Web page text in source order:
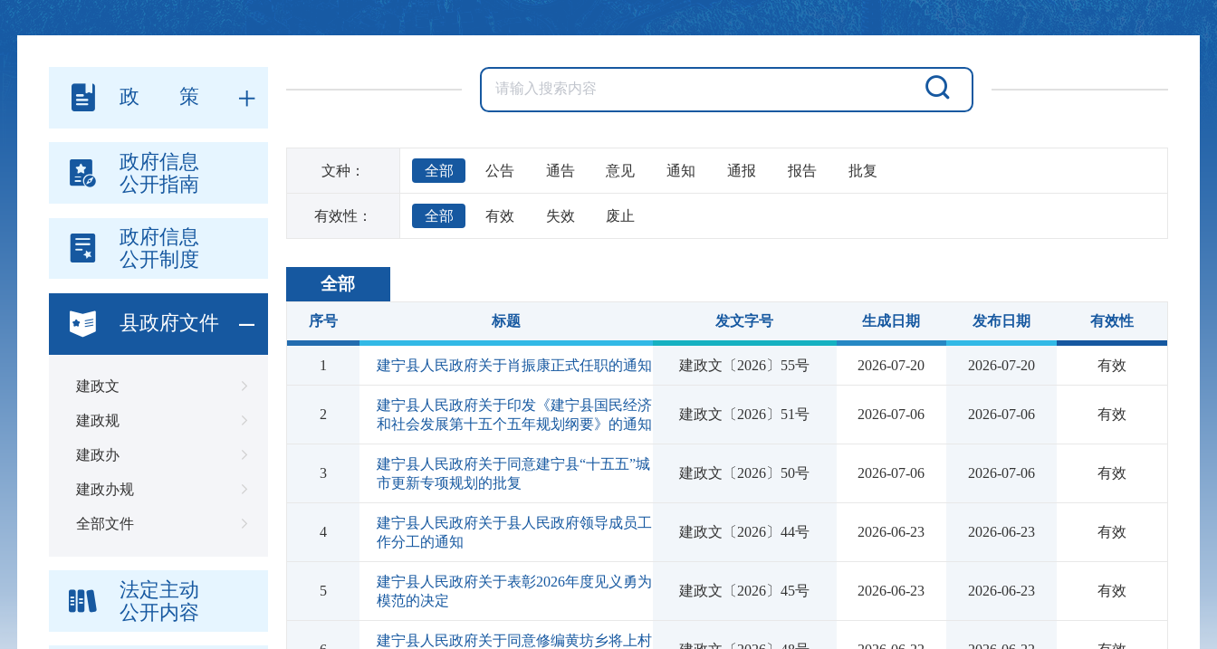
政 策
政府信息
公开指南
政府信息
公开制度
县政府文件
建政文
建政规
建政办
建政办规
全部文件
法定主动
公开内容
文种： 全部 公告 通告 意见 通知 通报 报告 批复
有效性： 全部 有效 失效 废止
全部
序号 标题 发文字号 生成日期 发布日期 有效性
1 建宁县人民政府关于肖振康正式任职的通知 建政文〔2026〕55号 2026-07-20 2026-07-20 有效
2
建宁县人民政府关于印发《建宁县国民经济
和社会发展第十五个五年规划纲要》的通知
建政文〔2026〕51号 2026-07-06 2026-07-06 有效
3
建宁县人民政府关于同意建宁县“十五五”城
市更新专项规划的批复
建政文〔2026〕50号 2026-07-06 2026-07-06 有效
4
建宁县人民政府关于县人民政府领导成员工
作分工的通知
建政文〔2026〕44号 2026-06-23 2026-06-23 有效
5
建宁县人民政府关于表彰2026年度见义勇为
模范的决定
建政文〔2026〕45号 2026-06-23 2026-06-23 有效
建宁县人民政府关于同意修编黄坊乡将上村